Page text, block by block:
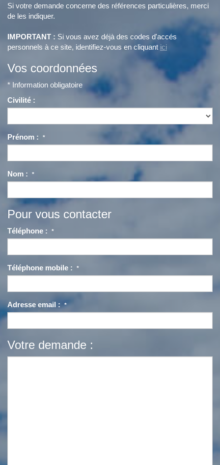
Si votre demande concerne des références particulières, merci
de les indiquer.
IMPORTANT : Si vous avez déjà des codes d'accés
personnels à ce site, identifiez-vous en cliquant ici
Vos coordonnées
* Information obligatoire
Civilité :
Prénom : *
Nom : *
Pour vous contacter
Téléphone : *
Téléphone mobile : *
Adresse email : *
Votre demande :